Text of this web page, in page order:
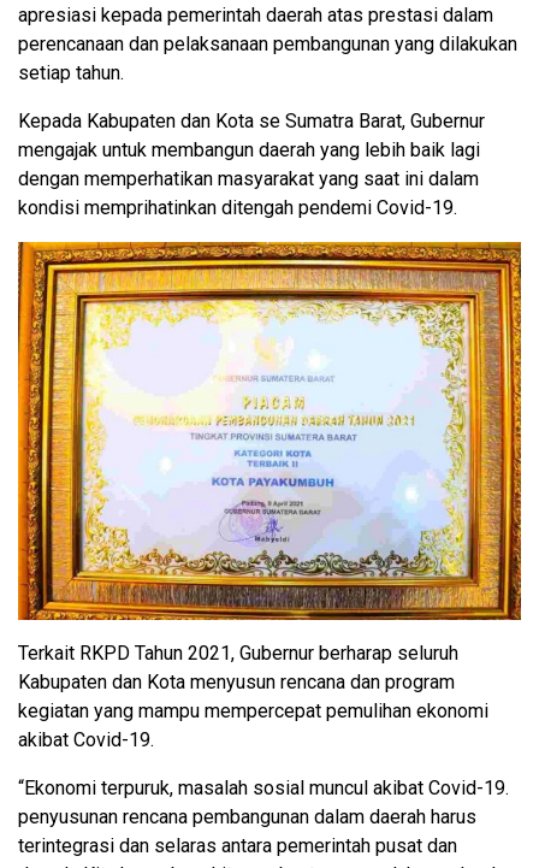
apresiasi kepada pemerintah daerah atas prestasi dalam
perencanaan dan pelaksanaan pembangunan yang dilakukan
setiap tahun.
Kepada Kabupaten dan Kota se Sumatra Barat, Gubernur
mengajak untuk membangun daerah yang lebih baik lagi
dengan memperhatikan masyarakat yang saat ini dalam
kondisi memprihatinkan ditengah pendemi Covid-19.
Terkait RKPD Tahun 2021, Gubernur berharap seluruh
Kabupaten dan Kota menyusun rencana dan program
kegiatan yang mampu mempercepat pemulihan ekonomi
akibat Covid-19.
“Ekonomi terpuruk, masalah sosial muncul akibat Covid-19.
penyusunan rencana pembangunan dalam daerah harus
terintegrasi dan selaras antara pemerintah pusat dan